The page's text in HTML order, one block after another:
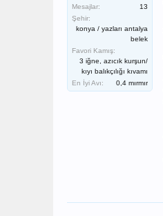
Mesajlar:
13
Şehir:
konya / yazları antalya
belek
Favori Kamış:
3 iğne, azıcık kurşun/
kıyı balıkçılığı kıvamı
En İyi Avı:
0,4 mırmır